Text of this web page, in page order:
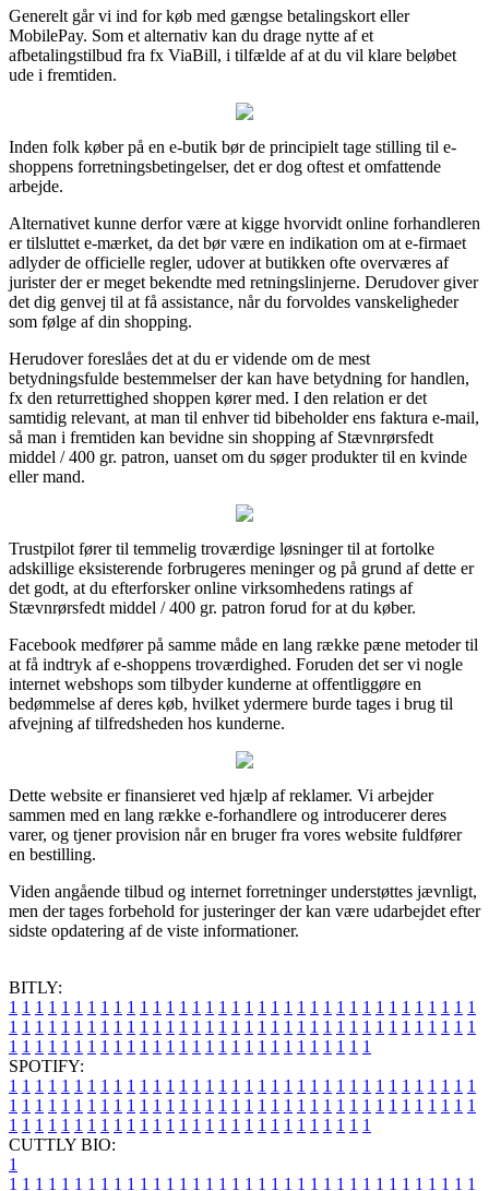
Generelt går vi ind for køb med gængse betalingskort eller
MobilePay. Som et alternativ kan du drage nytte af et
afbetalingstilbud fra fx ViaBill, i tilfælde af at du vil klare beløbet
ude i fremtiden.
Inden folk køber på en e-butik bør de principielt tage stilling til e-
shoppens forretningsbetingelser, det er dog oftest et omfattende
arbejde.
Alternativet kunne derfor være at kigge hvorvidt online forhandleren
er tilsluttet e-mærket, da det bør være en indikation om at e-firmaet
adlyder de officielle regler, udover at butikken ofte overværes af
jurister der er meget bekendte med retningslinjerne. Derudover giver
det dig genvej til at få assistance, når du forvoldes vanskeligheder
som følge af din shopping.
Herudover foreslåes det at du er vidende om de mest
betydningsfulde bestemmelser der kan have betydning for handlen,
fx den returrettighed shoppen kører med. I den relation er det
samtidig relevant, at man til enhver tid bibeholder ens faktura e-mail,
så man i fremtiden kan bevidne sin shopping af Stævnrørsfedt
middel / 400 gr. patron, uanset om du søger produkter til en kvinde
eller mand.
Trustpilot fører til temmelig troværdige løsninger til at fortolke
adskillige eksisterende forbrugeres meninger og på grund af dette er
det godt, at du efterforsker online virksomhedens ratings af
Stævnrørsfedt middel / 400 gr. patron forud for at du køber.
Facebook medfører på samme måde en lang række pæne metoder til
at få indtryk af e-shoppens troværdighed. Foruden det ser vi nogle
internet webshops som tilbyder kunderne at offentliggøre en
bedømmelse af deres køb, hvilket ydermere burde tages i brug til
afvejning af tilfredsheden hos kunderne.
Dette website er finansieret ved hjælp af reklamer. Vi arbejder
sammen med en lang række e-forhandlere og introducerer deres
varer, og tjener provision når en bruger fra vores website fuldfører
en bestilling.
Viden angående tilbud og internet forretninger understøttes jævnligt,
men der tages forbehold for justeringer der kan være udarbejdet efter
sidste opdatering af de viste informationer.
BITLY:
1 1 1 1 1 1 1 1 1 1 1 1 1 1 1 1 1 1 1 1 1 1 1 1 1 1 1 1 1 1 1 1 1 1 1 1
1 1 1 1 1 1 1 1 1 1 1 1 1 1 1 1 1 1 1 1 1 1 1 1 1 1 1 1 1 1 1 1 1 1 1 1
1 1 1 1 1 1 1 1 1 1 1 1 1 1 1 1 1 1 1 1 1 1 1 1 1 1 1 1
SPOTIFY:
1 1 1 1 1 1 1 1 1 1 1 1 1 1 1 1 1 1 1 1 1 1 1 1 1 1 1 1 1 1 1 1 1 1 1 1
1 1 1 1 1 1 1 1 1 1 1 1 1 1 1 1 1 1 1 1 1 1 1 1 1 1 1 1 1 1 1 1 1 1 1 1
1 1 1 1 1 1 1 1 1 1 1 1 1 1 1 1 1 1 1 1 1 1 1 1 1 1 1 1
CUTTLY BIO:
1
1 1 1 1 1 1 1 1 1 1 1 1 1 1 1 1 1 1 1 1 1 1 1 1 1 1 1 1 1 1 1 1 1 1 1 1